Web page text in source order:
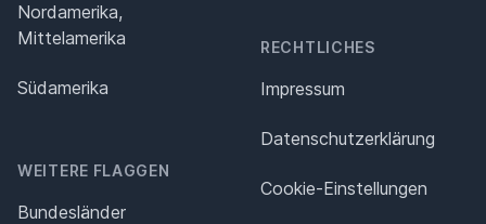
Nordamerika,
Mittelamerika
Südamerika
WEITERE FLAGGEN
Bundesländer
RECHTLICHES
Impressum
Datenschutz­erklärung
Cookie-Einstellungen